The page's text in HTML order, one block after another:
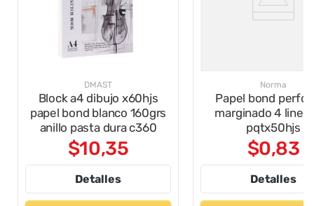
DMAST
Block a4 dibujo x60hjs
papel bond blanco 160grs
anillo pasta dura c360
$10,35
Detalles
Norma
Papel bond
marginado 4
pqtx50hjs
$0,83
Detalles